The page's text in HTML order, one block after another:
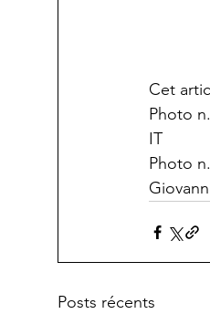
Cet
Photo
IT
Photo
Posts récents